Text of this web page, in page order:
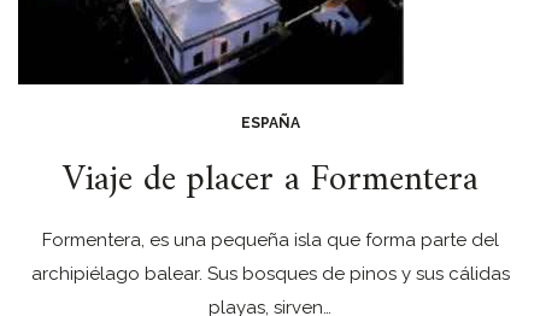
ESPAÑA
Viaje de placer a Formentera
Formentera, es una pequeña isla que forma parte del
archipiélago balear. Sus bosques de pinos y sus cálidas
playas, sirven…